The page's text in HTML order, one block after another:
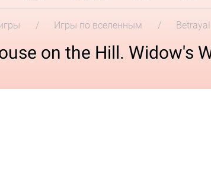
Игры по вселенным
on the Hill. Widow's